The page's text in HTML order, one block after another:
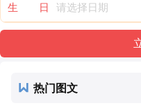
生 日
热门图文